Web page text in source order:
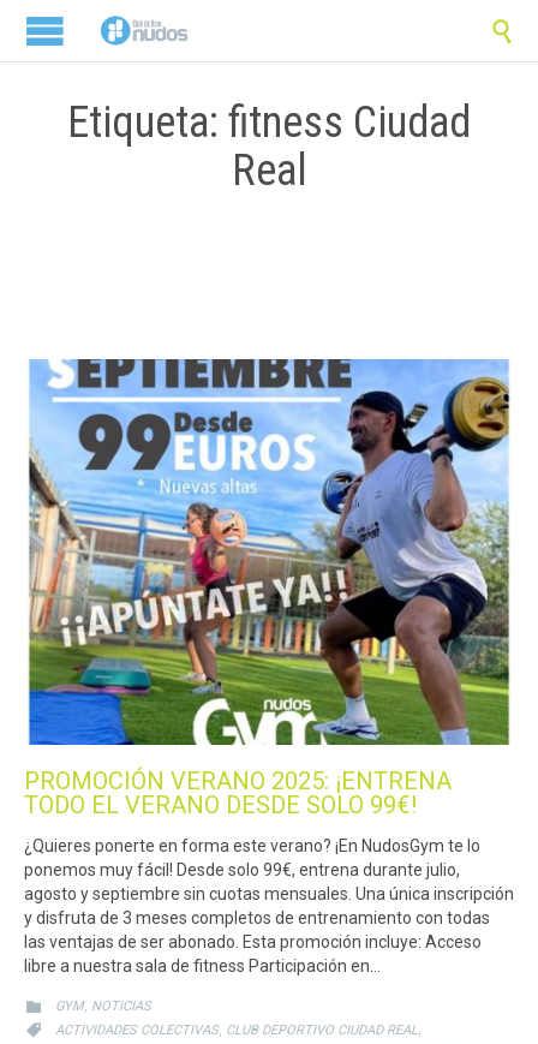

Etiqueta: fitness Ciudad
Real
PROMOCIÓN VERANO 2025: ¡ENTRENA
TODO EL VERANO DESDE SOLO 99€!
¿Quieres ponerte en forma este verano? ¡En NudosGym te lo
ponemos muy fácil! Desde solo 99€, entrena durante julio,
agosto y septiembre sin cuotas mensuales. Una única inscripción
y disfruta de 3 meses completos de entrenamiento con todas
las ventajas de ser abonado. Esta promoción incluye: Acceso
libre a nuestra sala de fitness Participación en…
 CATEGORY
GYM, NOTICIAS

CATEGORY
ACTIVIDADES COLECTIVAS, CLUB DEPORTIVO CIUDAD REAL,